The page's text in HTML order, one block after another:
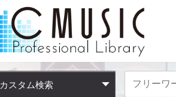
カスタム検索